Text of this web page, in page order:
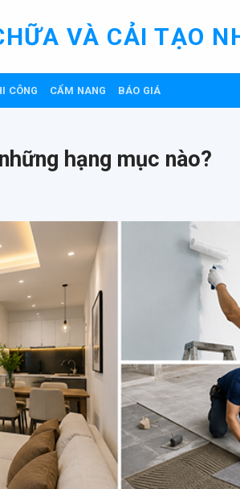
VÀ CẢI TẠO
CÔNG CẨM NANG BÁO GIÁ
hạng mục nào?